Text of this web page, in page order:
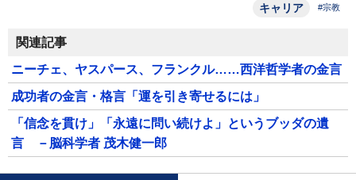
キャリア #宗教
関連記事
ニーチェ、ヤスパース、フランクル……西洋哲学者の金言
成功者の金言・格言「運を引き寄せるには」
「信念を貫け」「永遠に問い続けよ」というブッダの遺
言 －脳科学者 茂木健一郎